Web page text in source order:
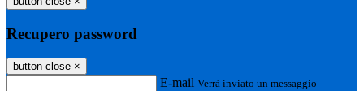
Recupero password
button close ×
E-mail Verrà inviato un messaggio